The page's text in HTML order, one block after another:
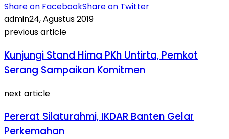
Share on FacebookShare on Twitter
admin24, Agustus 2019
previous article
Kunjungi Stand Hima PKh Untirta, Pemkot
Serang Sampaikan Komitmen
next article
Pererat Silaturahmi, IKDAR Banten Gelar
Perkemahan